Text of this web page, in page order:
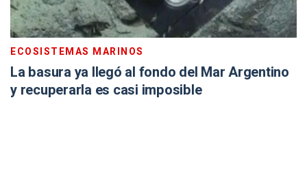
ECOSISTEMAS MARINOS
La basura ya llegó al fondo del Mar Argentino
y recuperarla es casi imposible